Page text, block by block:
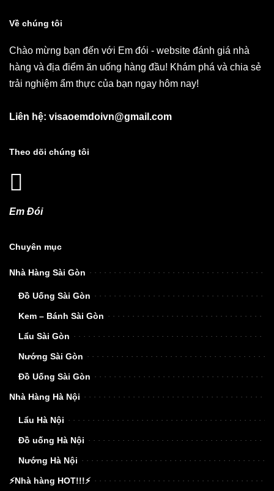
Về chúng tôi
Chào mừng bạn đến với Em đói - website đánh giá nhà
hàng và địa điểm ăn uống hàng đầu! Khám phá và chia sẻ
trải nghiệm ẩm thực của bạn ngay hôm nay!
Liên hệ: visaoemdoivn@gmail.com
Theo dõi chúng tôi
Em Đói
Chuyên mục
Nhà Hàng Sài Gòn
Đồ Uống Sài Gòn
Kem – Bánh Sài Gòn
Lẩu Sài Gòn
Nướng Sài Gòn
Đồ Uống Sài Gòn
Nhà Hàng Hà Nội
Lẩu Hà Nội
Đồ uống Hà Nội
Nướng Hà Nội
⚡Nhà hàng HOT!!!⚡